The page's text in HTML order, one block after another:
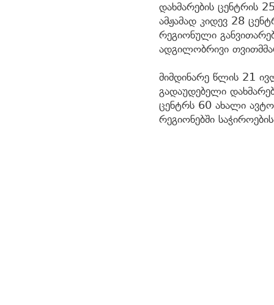
დახმარების ცენტრის
ამჟამად კიდევ 28
რეგიონული
ადგილობრივი
მიმდინარე წლის 21
გადაუდებელი
ცენტრს 60 ახალი
რეგიონებში